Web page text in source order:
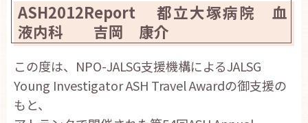
JALSGとは
活動報告
ASH2012Report 都立大塚病院 血
液内科 吉岡 康介
この度は、NPO-JALSG支援機構によるJALSG
Young Investigator ASH Travel Awardの御支援の
もと、